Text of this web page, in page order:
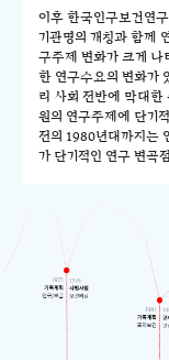
이후 한국인구보건연
기관명의 개칭과 함께
구주제 변화가 크게
한 연구수요의 변화가
리 사회 전반에 막대
원의 연구주제에 단기
전의 1980년대까지는
가 단기적인 연구 변곡